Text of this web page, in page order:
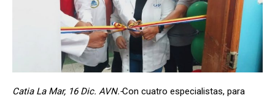
Catia La Mar, 16 Dic. AVN.-Con cuatro especialistas, para